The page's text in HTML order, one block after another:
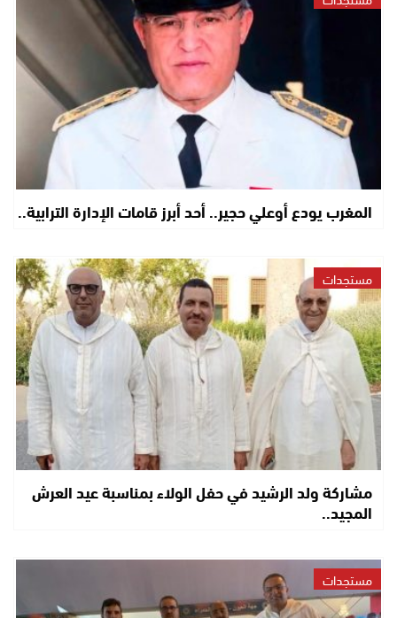
المغرب يودع أوعلي حجير.. أحد أبرز قامات الإدارة الترابية..
مستجدات
مشاركة ولد الرشيد في حفل الولاء بمناسبة عيد العرش
المجيد..
مستجدات